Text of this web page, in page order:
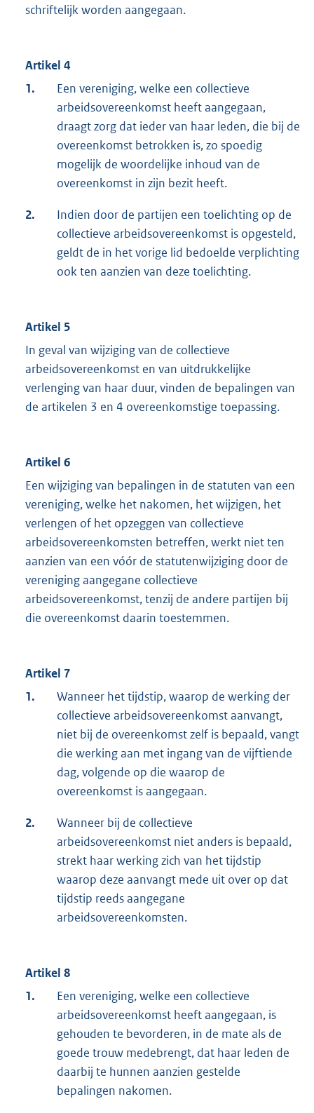
schriftelijk worden aangegaan.
Artikel 4
1.
Een vereniging, welke een collectieve
arbeidsovereenkomst heeft aangegaan,
draagt zorg dat ieder van haar leden, die bij de
overeenkomst betrokken is, zo spoedig
mogelijk de woordelijke inhoud van de
overeenkomst in zijn bezit heeft.
2.
Indien door de partijen een toelichting op de
collectieve arbeidsovereenkomst is opgesteld,
geldt de in het vorige lid bedoelde verplichting
ook ten aanzien van deze toelichting.
Artikel 5
In geval van wijziging van de collectieve
arbeidsovereenkomst en van uitdrukkelijke
verlenging van haar duur, vinden de bepalingen van
de artikelen 3 en 4 overeenkomstige toepassing.
Artikel 6
Een wijziging van bepalingen in de statuten van een
vereniging, welke het nakomen, het wijzigen, het
verlengen of het opzeggen van collectieve
arbeidsovereenkomsten betreffen, werkt niet ten
aanzien van een vóór de statutenwijziging door de
vereniging aangegane collectieve
arbeidsovereenkomst, tenzij de andere partijen bij
die overeenkomst daarin toestemmen.
Artikel 7
1.
Wanneer het tijdstip, waarop de werking der
collectieve arbeidsovereenkomst aanvangt,
niet bij de overeenkomst zelf is bepaald, vangt
die werking aan met ingang van de vijftiende
dag, volgende op die waarop de
overeenkomst is aangegaan.
2.
Wanneer bij de collectieve
arbeidsovereenkomst niet anders is bepaald,
strekt haar werking zich van het tijdstip
waarop deze aanvangt mede uit over op dat
tijdstip reeds aangegane
arbeidsovereenkomsten.
Artikel 8
1.
Een vereniging, welke een collectieve
arbeidsovereenkomst heeft aangegaan, is
gehouden te bevorderen, in de mate als de
goede trouw medebrengt, dat haar leden de
daarbij te hunnen aanzien gestelde
bepalingen nakomen.